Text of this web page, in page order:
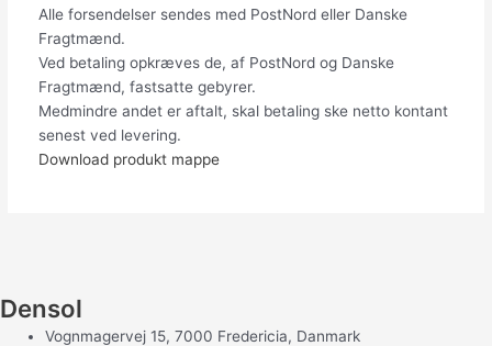
Alle forsendelser sendes med PostNord eller Danske
Fragtmænd.
Ved betaling opkræves de, af PostNord og Danske
Fragtmænd, fastsatte gebyrer.
Medmindre andet er aftalt, skal betaling ske netto kontant
senest ved levering.
Download produkt mappe
Densol
Vognmagervej 15, 7000 Fredericia, Danmark